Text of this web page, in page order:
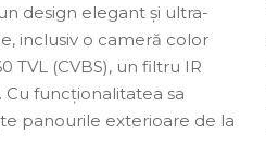
design elegant și ultra-
inclusiv o cameră color
TVL (CVBS), un filtru IR
funcționalitatea sa
panourile exterioare de la